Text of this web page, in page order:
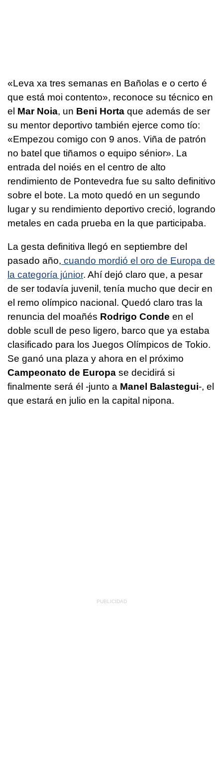
«Leva xa tres semanas en Bañolas e o certo é
que está moi contento», reconoce su técnico en
el Mar Noia, un Beni Horta que además de ser
su mentor deportivo también ejerce como tío:
«Empezou comigo con 9 anos. Viña de patrón
no batel que tiñamos o equipo sénior». La
entrada del noiés en el centro de alto
rendimiento de Pontevedra fue su salto definitivo
sobre el bote. La moto quedó en un segundo
lugar y su rendimiento deportivo creció, logrando
metales en cada prueba en la que participaba.
La gesta definitiva llegó en septiembre del
pasado año, cuando mordió el oro de Europa de
la categoría júnior. Ahí dejó claro que, a pesar
de ser todavía juvenil, tenía mucho que decir en
el remo olímpico nacional. Quedó claro tras la
renuncia del moañés Rodrigo Conde en el
doble scull de peso ligero, barco que ya estaba
clasificado para los Juegos Olímpicos de Tokio.
Se ganó una plaza y ahora en el próximo
Campeonato de Europa se decidirá si
finalmente será él -junto a Manel Balastegui-, el
que estará en julio en la capital nipona.